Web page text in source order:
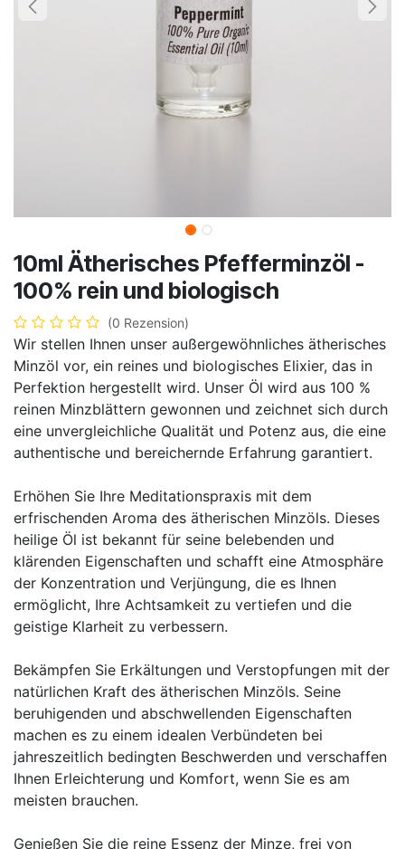
10ml Ätherisches Pfefferminzöl -
100% rein und biologisch
(0 Rezension)
Wir stellen Ihnen unser außergewöhnliches ätherisches
Minzöl vor, ein reines und biologisches Elixier, das in
Perfektion hergestellt wird. Unser Öl wird aus 100 %
reinen Minzblättern gewonnen und zeichnet sich durch
eine unvergleichliche Qualität und Potenz aus, die eine
authentische und bereichernde Erfahrung garantiert.
Erhöhen Sie Ihre Meditationspraxis mit dem
erfrischenden Aroma des ätherischen Minzöls. Dieses
heilige Öl ist bekannt für seine belebenden und
klärenden Eigenschaften und schafft eine Atmosphäre
der Konzentration und Verjüngung, die es Ihnen
ermöglicht, Ihre Achtsamkeit zu vertiefen und die
geistige Klarheit zu verbessern.
Bekämpfen Sie Erkältungen und Verstopfungen mit der
natürlichen Kraft des ätherischen Minzöls. Seine
beruhigenden und abschwellenden Eigenschaften
machen es zu einem idealen Verbündeten bei
jahreszeitlich bedingten Beschwerden und verschaffen
Ihnen Erleichterung und Komfort, wenn Sie es am
meisten brauchen.
Genießen Sie die reine Essenz der Minze, frei von